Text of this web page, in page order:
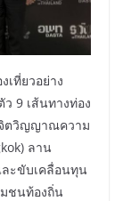
เที่ยวอย่าง
9 เส้นทางท่อง
จิตวิญญาณความ
ลาน
ละขับเคลื่อนทุน
ชนท้องถิ่น